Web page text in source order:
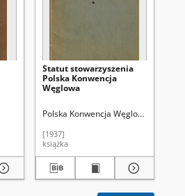
Statut stowarzyszenia
Polska Konwencja
Węglowa
Polska Konwencja Węglowa
[1937]
książka